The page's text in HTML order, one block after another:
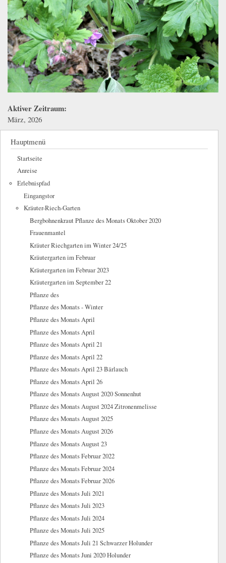
Aktiver Zeitraum:
März, 2026
Hauptmenü
Startseite
Anreise
Erlebnispfad
Eingangstor
Kräuter-Riech-Garten
Bergbohnenkraut Pflanze des Monats Oktober 2020
Frauenmantel
Kräuter Riechgarten im Winter 24/25
Kräutergarten im Februar
Kräutergarten im Februar 2023
Kräutergarten im September 22
Pflanze des
Pflanze des Monats - Winter
Pflanze des Monats April
Pflanze des Monats April
Pflanze des Monats April 21
Pflanze des Monats April 22
Pflanze des Monats April 23 Bärlauch
Pflanze des Monats April 26
Pflanze des Monats August 2020 Sonnenhut
Pflanze des Monats August 2024 Zitronenmelisse
Pflanze des Monats August 2025
Pflanze des Monats August 2026
Pflanze des Monats August 23
Pflanze des Monats Februar 2022
Pflanze des Monats Februar 2024
Pflanze des Monats Februar 2026
Pflanze des Monats Juli 2021
Pflanze des Monats Juli 2023
Pflanze des Monats Juli 2024
Pflanze des Monats Juli 2025
Pflanze des Monats Juli 21 Schwarzer Holunder
Pflanze des Monats Juni 2020 Holunder